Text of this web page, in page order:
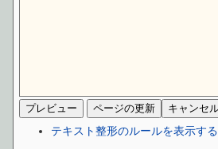
テキスト整形のルールを表示する